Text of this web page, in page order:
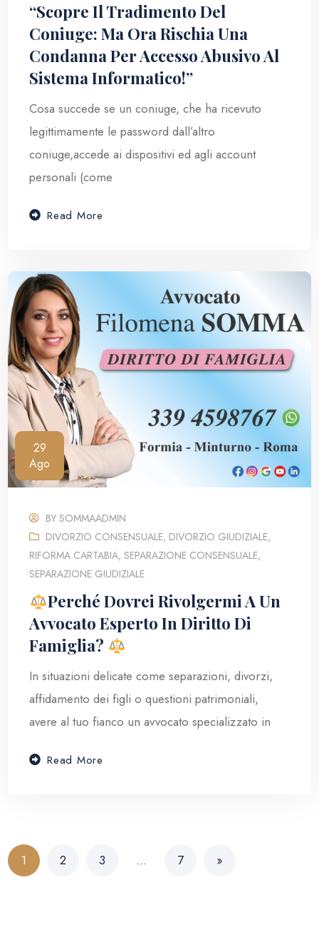
“Scopre Il Tradimento Del
Coniuge: Ma Ora Rischia Una
Condanna Per Accesso Abusivo Al
Sistema Informatico!”
Cosa succede se un coniuge, che ha ricevuto
legittimamente le password dall’altro
coniuge,accede ai dispositivi ed agli account
personali (come
Read More
29
Ago
BYSOMMAADMIN
DIVORZIO CONSENSUALE, DIVORZIO GIUDIZIALE,
RIFORMA CARTABIA,SEPARAZIONE CONSENSUALE,
SEPARAZIONE GIUDIZIALE
Perché Dovrei Rivolgermi A Un
Avvocato Esperto In Diritto Di
Famiglia?
In situazioni delicate come separazioni, divorzi,
affidamento dei figli o questioni patrimoniali,
avere al tuo fianco un avvocato specializzato in
Read More
1 2 3 … 7 »